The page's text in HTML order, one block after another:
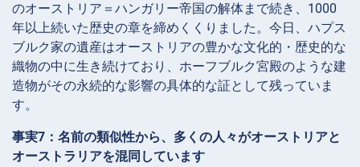
のオーストリア＝ハンガリー帝国の解体まで続き、1000
年以上続いた歴史の章を締めくくりました。今日、ハプス
ブルク家の遺産はオーストリアの豊かな文化的・歴史的な
織物の中に生き続けており、ホーフブルク宮殿のような建
造物がその永続的な影響の具体的な証として残っていま
す。
事実7：名前の類似性から、多くの人々がオーストリアと
オーストラリアを混同しています